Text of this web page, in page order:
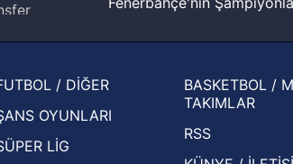
Zabrze'yi elerlerse...
basından gündem olan
Beşiktaş'ın UEFA Avrupa
Eleme Turu muhtemel
/ DİĞER
OYUNLARI
LİG
BASKETBOL /
TAKIMLAR
RSS